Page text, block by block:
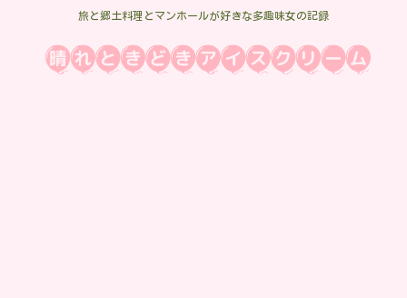
旅と郷土料理とマンホールが好きな多趣味女の記録